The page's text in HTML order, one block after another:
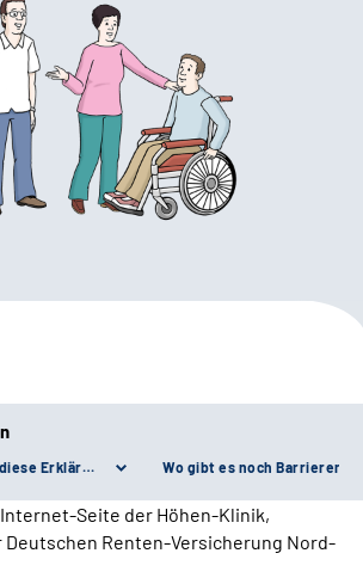
Warum brauchen wir diese Erklärung zur Barriere-Freiheit? Wo gibt es noch Barrieren?
Seite der Höhen-Klinik,
Renten-Versicherung Nord-